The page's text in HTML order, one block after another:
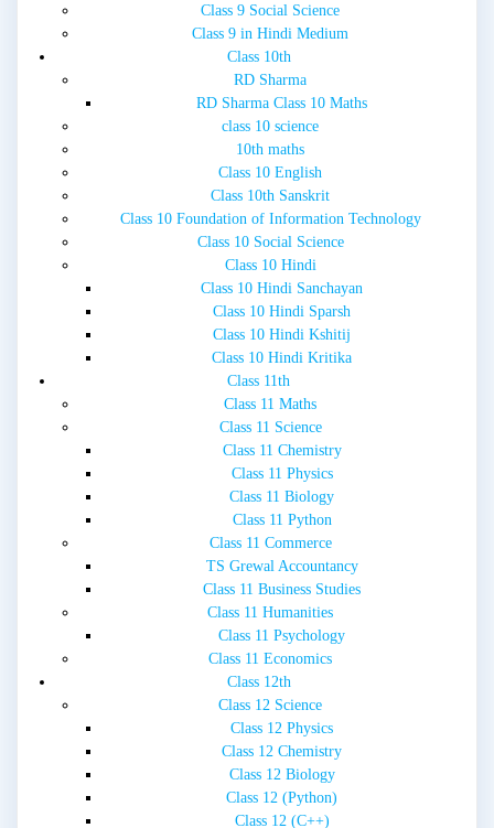
Class 9 Social Science
Class 9 in Hindi Medium
Class 10th
RD Sharma
RD Sharma Class 10 Maths
class 10 science
10th maths
Class 10 English
Class 10th Sanskrit
Class 10 Foundation of Information Technology
Class 10 Social Science
Class 10 Hindi
Class 10 Hindi Sanchayan
Class 10 Hindi Sparsh
Class 10 Hindi Kshitij
Class 10 Hindi Kritika
Class 11th
Class 11 Maths
Class 11 Science
Class 11 Chemistry
Class 11 Physics
Class 11 Biology
Class 11 Python
Class 11 Commerce
TS Grewal Accountancy
Class 11 Business Studies
Class 11 Humanities
Class 11 Psychology
Class 11 Economics
Class 12th
Class 12 Science
Class 12 Physics
Class 12 Chemistry
Class 12 Biology
Class 12 (Python)
Class 12 (C++)